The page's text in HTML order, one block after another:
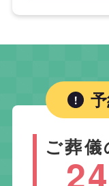
ご葬
24